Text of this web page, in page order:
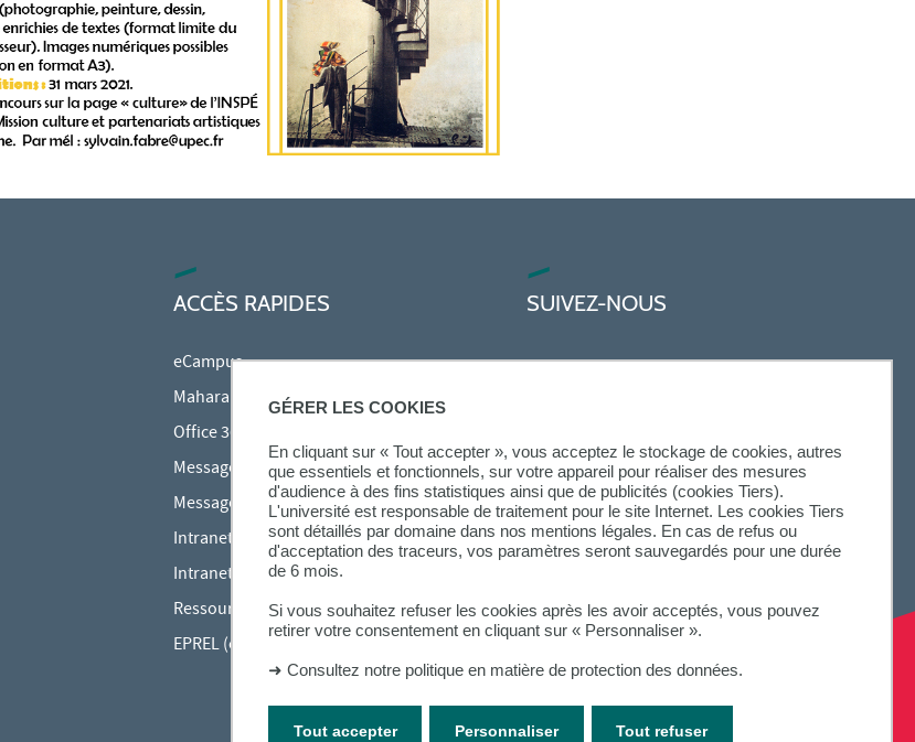
GÉRER LES COOKIES
En cliquant sur « Tout accepter », vous acceptez le stockage de cookies, autres
que essentiels et fonctionnels, sur votre appareil pour réaliser des mesures
d'audience à des fins statistiques ainsi que de publicités (cookies Tiers).
L'université est responsable de traitement pour le site Internet. Les cookies Tiers
sont détaillés par domaine dans nos mentions légales. En cas de refus ou
d'acceptation des traceurs, vos paramètres seront sauvegardés pour une durée
de 6 mois.
Si vous souhaitez refuser les cookies après les avoir acceptés, vous pouvez
retirer votre consentement en cliquant sur « Personnaliser ».
➜ Consultez notre politique en matière de protection des données.
Tout accepter Tout refuser
Personnaliser
ACCÈS RAPIDES
eCampus
Mahara
Office 365
Messagerie des étudiants
Messagerie des personnels
Intranet Inspé
Intranet UPEC
Ressources audiovisuelles Inspé
EPREL (cours en ligne)
SUIVEZ-NOUS